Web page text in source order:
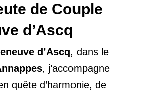
de Couple
d’Ascq
d’Ascq, dans le
, j’accompagne
quête d’harmonie, de